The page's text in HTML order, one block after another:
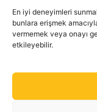
En iyi deneyimleri
bunlara erişmek
vermemek veya onayı
etkileyebilir.
Kurumsal
Hakkımızda
Ürünler
Ürünler